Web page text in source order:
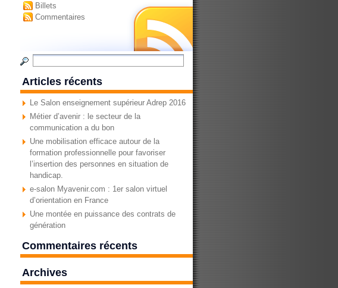
Billets
Commentaires
Articles récents
Le Salon enseignement supérieur Adrep 2016
Métier d’avenir : le secteur de la
communication a du bon
Une mobilisation efficace autour de la
formation professionnelle pour favoriser
l’insertion des personnes en situation de
handicap.
e-salon Myavenir.com : 1er salon virtuel
d’orientation en France
Une montée en puissance des contrats de
génération
Commentaires récents
Archives